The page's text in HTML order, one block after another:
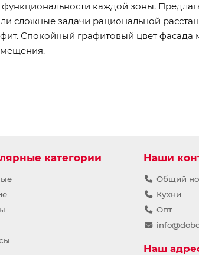
каждой зоны.
сложные задачи рациональной
Спокойный графитовый цвет фасада
категории Наши
Общий
Кухни
Опт
Наш